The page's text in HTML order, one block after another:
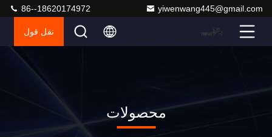
yiwenwang445@gmail.com
86--18620174972
نقل قول
محصولات